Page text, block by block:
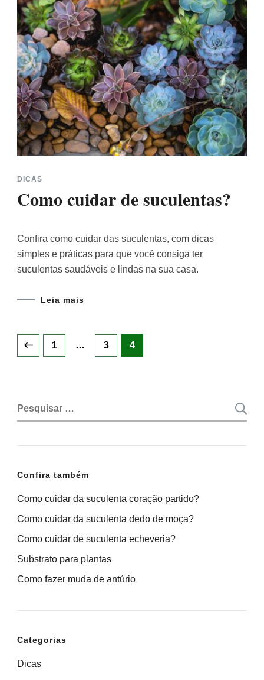
DICAS
Como cuidar de suculentas?
Confira como cuidar das suculentas, com dicas
simples e práticas para que você consiga ter
suculentas saudáveis e lindas na sua casa.
Leia mais
Navegação
posts
Page
1 … Page
3 Page
4
Pesquisar
por:
Confira também
Como cuidar da suculenta coração partido?
Como cuidar da suculenta dedo de moça?
Como cuidar de suculenta echeveria?
Substrato para plantas
Como fazer muda de antúrio
Categorias
Dicas